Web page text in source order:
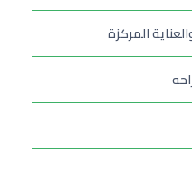
المركزة